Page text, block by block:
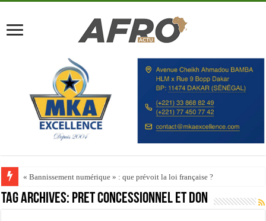
« Bannissement numérique » : que prévoit la loi française ?
Tag Archives: prêt concessionnel et don